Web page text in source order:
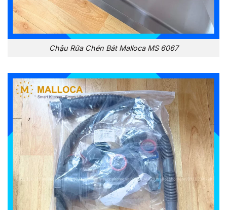
Chậu Rửa Chén Bát Malloca MS 6067